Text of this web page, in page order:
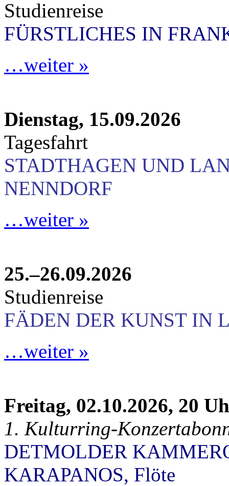
Studienreise
FÜRSTLICHES IN
…weiter »
Dienstag, 15.09.2026
Tagesfahrt
STADTHAGEN UND
NENNDORF
…weiter »
25.–26.09.2026
Studienreise
FÄDEN DER KUNST IN
…weiter »
Freitag, 02.10.2026, 20
1. Kulturring-
DETMOLDER
KARAPANOS, Flöte